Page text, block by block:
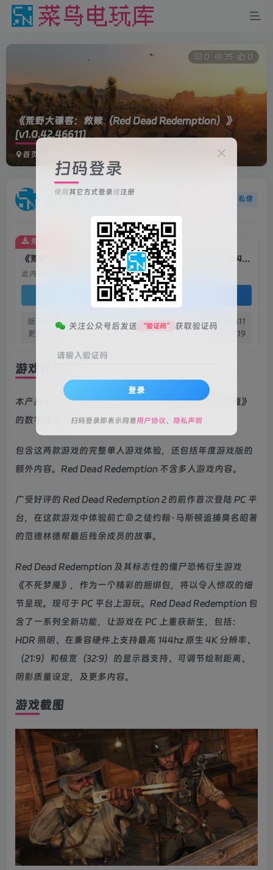
《荒野大镖客：救赎（Red Dead Redemption）》
[v1.0.42.46611]
首页
0 35 0
菜鸟电玩 私信
《荒野大镖客：救赎（Red Dead Redemption）》[v1.0.42.46611]
此内容为免费资源，请登录后查看
登录查看
版本信息
v1.0.42.46611
更新日期
2025.1.19
免费资源
游戏介绍
本产品包含 PC 版 Red Dead Redemption 和《不死梦魇》
的数字版本。
包含这两款游戏的完整单人游戏体验，还包括年度游戏版的
额外内容。Red Dead Redemption 不含多人游戏内容。
广受好评的 Red Dead Redemption 2 的前作首次登陆 PC 平
台，在这款游戏中体验前亡命之徒约翰·马斯顿追捕臭名昭著
的范德林德帮最后残余成员的故事。
Red Dead Redemption 及其标志性的僵尸恐怖衍生游戏
《不死梦魇》，作为一个精彩的捆绑包，将以令人惊叹的细
节呈现。现可于 PC 平台上游玩。Red Dead Redemption 包
含了一系列全新功能，让游戏在 PC 上重获新生，包括：
HDR 照明、在兼容硬件上支持最高 144hz 原生 4K 分辨率、
（21:9）和极宽（32:9）的显示器支持、可调节绘制距离、
阴影质量设定，及更多内容。
游戏截图
扫码登录
使用其它方式登录或注册
关注公众号后发送 “验证码” 获取验证码
请输入验证码
登录
扫码登录即表示同意用户协议、 隐私声明